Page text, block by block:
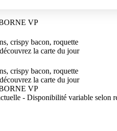
crispy bacon, roquette
la carte du jour
crispy bacon, roquette
la carte du jour
- Disponibilité variable selon